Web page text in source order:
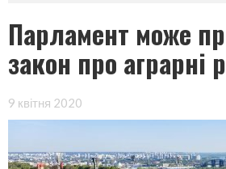
РУБРИКИ
АГРОВИСТАВКИ
ДЕНЬ ПОЛЯ
МЕХАНІЗАЦІЯ
АГРОКОНФЕРЕНЦІЯ
Парламент може
закон про аграрні
9 квітня 2020